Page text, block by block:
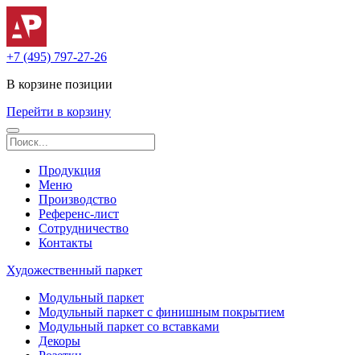
+7 (495) 797-27-26
В корзине позиции
Перейти в корзину
Продукция
Меню
Производство
Референс-лист
Сотрудничество
Контакты
Художественный паркет
Модульный паркет
Модульный паркет с финишным покрытием
Модульный паркет со вставками
Декоры